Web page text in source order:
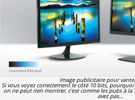
Image publicitaire pour
Si vous voyez correctement le côté 10 bits,
on ne peut rien montrer, c'est comme les pubs à la
avez pas...